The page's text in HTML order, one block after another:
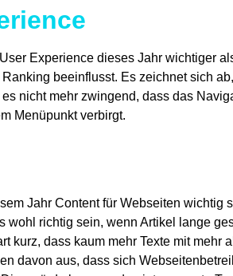
Experience dieses Jahr wichtiger
beeinflusst. Es zeichnet sich
nicht mehr zwingend, dass das
Menüpunkt verbirgt.
Jahr Content für Webseiten
wohl richtig sein, wenn Artikel lange
kurz, dass kaum mehr Texte mit
davon aus, dass sich